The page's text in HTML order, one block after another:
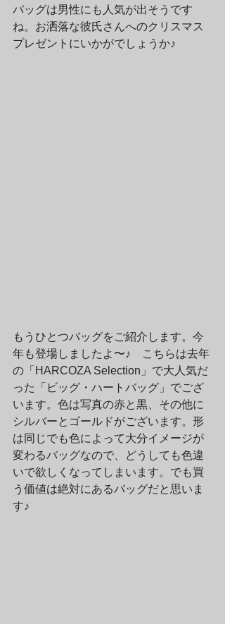
バッグは男性にも人気が出そうです
ね。お洒落な彼氏さんへのクリスマス
プレゼントにいかがでしょうか♪
もうひとつバッグをご紹介します。今
年も登場しましたよ〜♪　こちらは去年
の「HARCOZA Selection」で大人気だ
った「ビッグ・ハートバッグ」でござ
います。色は写真の赤と黒、その他に
シルバーとゴールドがございます。形
は同じでも色によって大分イメージが
変わるバッグなので、どうしても色違
いで欲しくなってしまいます。でも買
う価値は絶対にあるバッグだと思いま
す♪